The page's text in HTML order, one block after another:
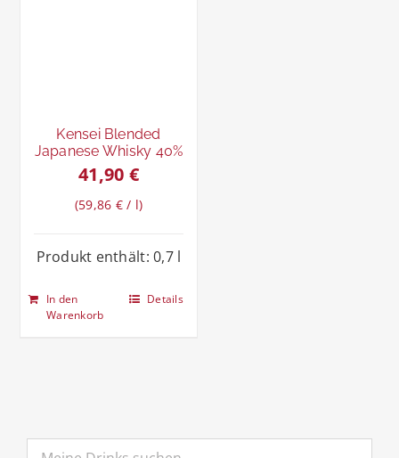
Kensei Blended
Japanese Whisky 40%
41,90 €
59,86 €/ l
Produkt enthält: 0,7 l
In den
Warenkorb
Details